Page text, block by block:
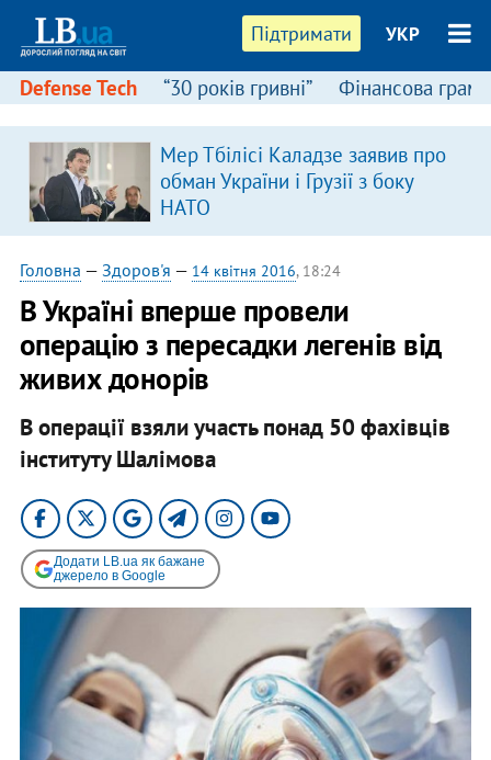
Підтримати УКР
Defense Tech “30 років гривні” Фінансова
Мер Тбілісі Каладзе заявив про
обман України і Грузії з боку
НАТО
Головна — Здоров'я — 14 квітня 2016, 18:24
В Україні вперше провели
операцію з пересадки легенів від
живих донорів
В операції взяли участь понад 50 фахівців
інституту Шалімова
Додати LB.ua як бажане
джерело в Google